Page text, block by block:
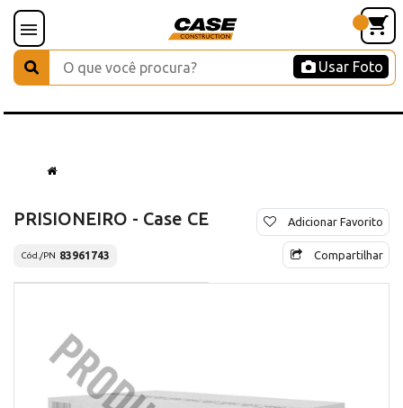
Usar Foto
PRISIONEIRO - Case CE
Cód./PN 83961743
Adicionar Favorito
Compartilhar